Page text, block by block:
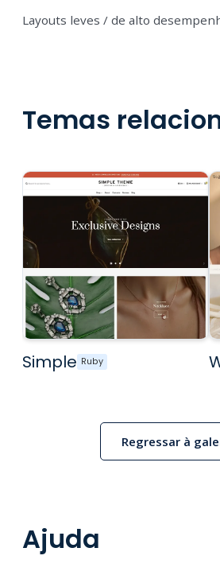
Layouts leves / de alto
Temas
Simple Ruby
Regressar à
Ajuda